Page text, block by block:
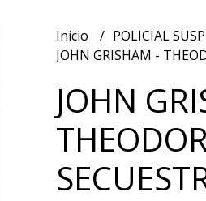
Inicio
POLICIAL
JOHN GRISHAM -
JOHN